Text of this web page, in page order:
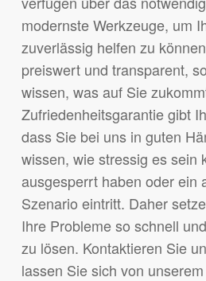
modernste Werkzeuge, um
zuverlässig helfen zu
preiswert und transparent,
wissen, was auf Sie
Zufriedenheitsgarantie gibt
dass Sie bei uns in guten
wissen, wie stressig es sein
ausgesperrt haben oder ein
Szenario eintritt. Daher
Ihre Probleme so schnell
zu lösen. Kontaktieren Sie
lassen Sie sich von